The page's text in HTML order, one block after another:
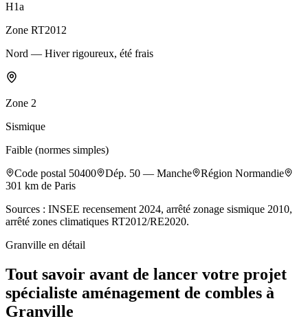
H1a
Zone RT2012
Nord — Hiver rigoureux, été frais
Zone 2
Sismique
Faible (normes simples)
Code postal 50400 Dép. 50 — Manche Région Normandie
301 km de Paris
Sources : INSEE recensement 2024, arrêté zonage sismique 2010,
arrêté zones climatiques RT2012/RE2020.
Granville en détail
Tout savoir avant de lancer votre projet
spécialiste aménagement de combles à
Granville